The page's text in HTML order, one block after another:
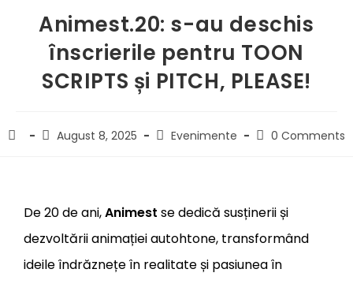
Animest.20: s-au deschis
înscrierile pentru TOON
SCRIPTS și PITCH, PLEASE!
August 8, 2025 Evenimente 0 Comments
De 20 de ani,Animest se dedică susținerii și
dezvoltării animației autohtone, transformând
ideile îndrăznețe în realitate și pasiunea în